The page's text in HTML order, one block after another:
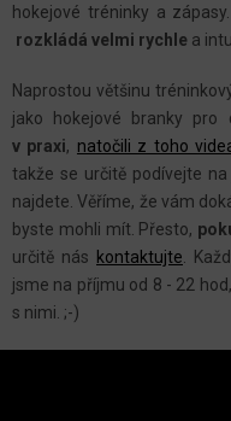
hokejové tréninky a
rozkládá velmi rychle a
Naprostou většinu
jako hokejové branky pro
v praxi, natočili z toho
takže se určitě podívejte
najdete. Věříme, že vám
byste mohli mít. Přesto,
určitě nás kontaktujte .
jsme na příjmu od 8 - 22
s nimi. ;-)
Z